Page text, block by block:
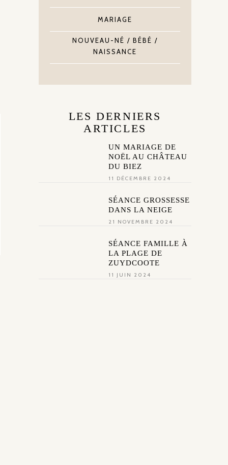
MARIAGE
NOUVEAU-NÉ / BÉBÉ /
NAISSANCE
LES DERNIERS
ARTICLES
UN MARIAGE DE
NOËL AU CHÂTEAU
DU BIEZ
11 DÉCEMBRE 2024
SÉANCE GROSSESSE
DANS LA NEIGE
21 NOVEMBRE 2024
SÉANCE FAMILLE À
LA PLAGE DE
ZUYDCOOTE
11 JUIN 2024